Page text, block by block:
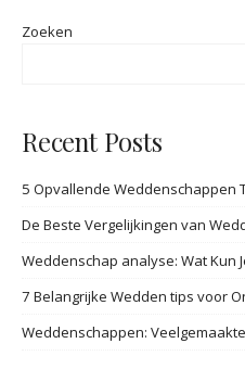
Zoeken
Recent Posts
5 Opvallende Weddenschappen
De Beste Vergelijkingen van
Weddenschap analyse: Wat Kun
7 Belangrijke Wedden tips voor
Weddenschappen: